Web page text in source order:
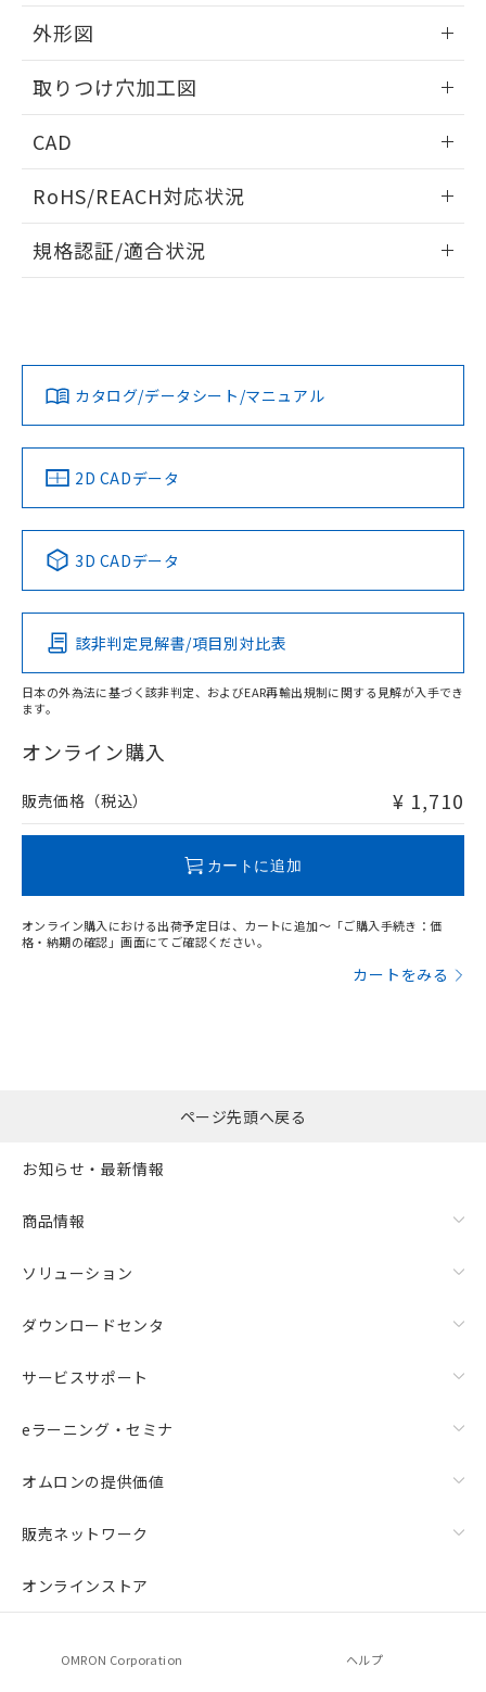
外形図
取りつけ穴加工図
CAD
ドすることができます。
ログイン/会員登録
ダウンロードデータをご利用いただく前に、以下を必ずお読
みください。
ソフトウェアの使用条件
RoHS/REACH対応状況
EU RoHS 注意事項・凡例
対応済み
中国 RoHS 注意事項・凡例
Pb Hg Cd Cr(VI)
O
在庫等で未対応品が混在する可能性があります。
問い合わせください。
規格認証/適合状況
カタログ/データシート/マニュアル
2D CADデータ
3D CADデータ
該非判定見解書/項目別対比表
日本の外為法に基づく該非判定、およびEAR再輸出規制に関する見解が入手でき
ます。
オンライン購入
販売価格（税込） ¥ 1,710
カートに追加
オンライン購入における出荷予定日は、カートに追加～「ご購入手続き：価
格・納期の確認」画面にてご確認ください。
カートをみる
および当社の共同利用者が、当社の製
引・商談に必要な範囲で利用すること
をご了承ください。
※当社の共同利用者とは、
指します。
下記の非含有証明書をダウンロードするこ
とができます。
EU RoHS指令（10物質）の非含有証明書
51物質の非含有証明書（当社基準）
るもので、過去に遡って非含有を証明する
ものではありません。
また、RoHS指令のフタル酸エステル類４
荷製品に未対応品が混在することから備考
欄に対応日を記載しておりました。
す。
ページ先頭へ戻る
お知らせ・最新情報
商品情報
ソリューション
ダウンロードセンタ
サービスサポート
eラーニング・セミナ
オムロンの提供価値
販売ネットワーク
オンラインストア
OMRON Corporation ヘルプ